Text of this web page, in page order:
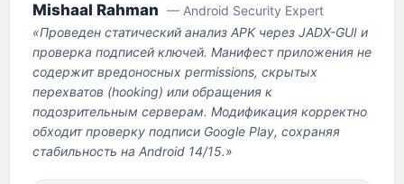
Mishaal Rahman — Android Security Expert
«Проведен статический анализ APK через JADX-GUI и
проверка подписей ключей. Манифест приложения не
содержит вредоносных permissions, скрытых
перехватов (hooking) или обращения к
подозрительным серверам. Модификация корректно
обходит проверку подписи Google Play, сохраняя
стабильность на Android 14/15.»